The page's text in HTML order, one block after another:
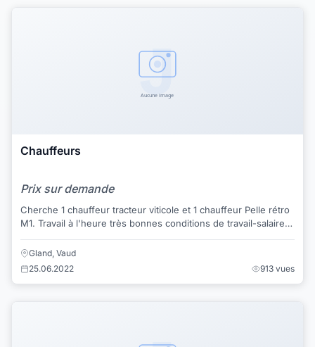
Chauffeurs
Prix sur demande
Cherche 1 chauffeur tracteur viticole et 1 chauffeur Pelle rétro
M1. Travail à l'heure très bonnes conditions de travail-salaire.
Gland, Vaud
25.06.2022
913 vues